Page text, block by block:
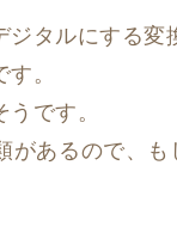
タルにする
。
です。
があるので、